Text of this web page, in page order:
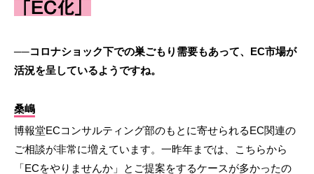
「EC化」
──コロナショック下での巣ごもり需要もあって、EC市場が
活況を呈しているようですね。
桑嶋
博報堂ECコンサルティング部のもとに寄せられるEC関連の
ご相談が非常に増えています。一昨年までは、こちらから
「ECをやりませんか」とご提案をするケースが多かったの